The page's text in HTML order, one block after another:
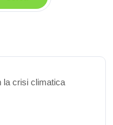
la crisi climatica